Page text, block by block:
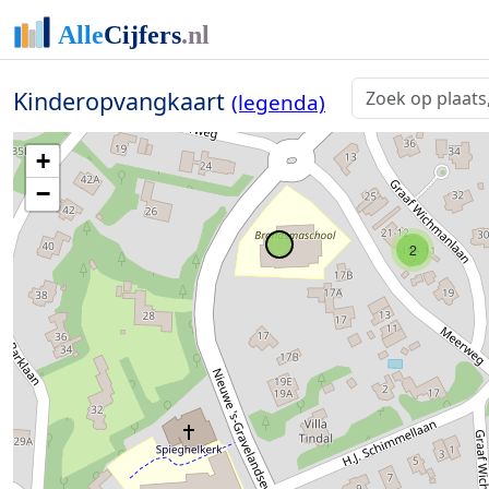
Kinderopvangkaart (legenda)
2
+
−